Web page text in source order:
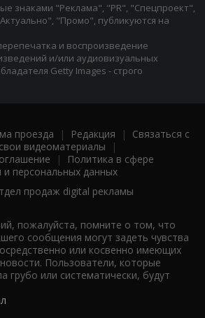
знаками "Реклама", "PR", "Спецпроект",
"Промо", публикуются на
и воспроизведение
и/или аудиовизуальных
Getty Images - строго
проезда | Редакция | Связаться с
видеоматериалы |
|
Политика в сфере
персональных данных
продаж digital рекламы
пожалуйста, помните о том, что
сообщения могут задеть чувства
или косвенно имеющих
Пользователи, которые
грубо или систематически, будут